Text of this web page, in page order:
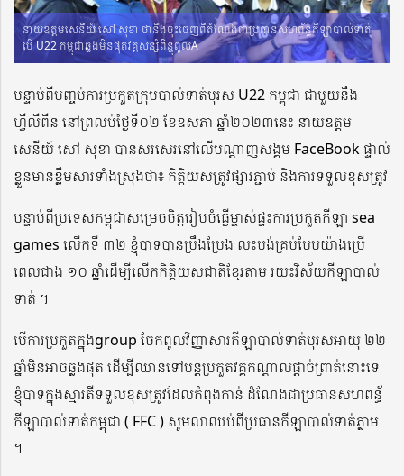
នាយឧត្តមសេនីយ៍ សៅ សុខា ថានឹងចុះចេញពីតំណែងជាប្រធានសហព័ន្ធកីឡាបាល់ទាត់
បើ U22 កម្ពុជាឆ្លងមិនផុតវគ្គសន្សំពិន្ទុពូលA
បន្ទាប់ពីបញ្ចប់ការប្រកួតក្រុមបាល់ទាត់បុរស U22 កម្ពុជា ជាមួយនឹង
ហ្វីលីពីន នៅព្រលប់ថ្ងៃទី០២ ខែឧសភា ឆ្នាំ២០២៣នេះ នាយឧត្តម
សេនីយ៍ សៅ សុខា បានសរសេរនៅលើបណ្ដាញសង្គម FaceBook ផ្ទាល់
ខ្លួនមានខ្លឹមសារទាំងស្រុងថា៖ កិត្តិយសត្រូវផ្សារភ្ជាប់ និងការទទួលខុសត្រូវ
បន្ទាប់ពីប្រទេសកម្ពុជាសម្រេចចិត្តរៀបចំធ្វើម្ចាស់ផ្ទះការប្រកួតកីឡា sea
games លើកទី ៣២ ខ្ញុំបាទបានប្រឹងប្រែង លះបង់គ្រប់បែបយ៉ាងប្រើ
ពេលជាង ១០ ឆ្នាំដើម្បីលើកកិត្តិយសជាតិខ្មែរតាម រយះវិស័យកីឡាបាល់
ទាត់ ។
បើការប្រកួតក្នុងgroup ចែកពូលវិញ្ញាសារកីឡាបាល់ទាត់បុរសអាយុ ២២
ឆ្នាំមិនអាចឆ្លងផុត ដើម្បីឈានទៅបន្តប្រកួតវគ្គកណ្តាលផ្តាច់ព្រាត់នោះទេ
ខ្ញុំបាទក្នុងស្មារតីទទួលខុសត្រូវដែលកំពុងកាន់ ដំណែងជាប្រធានសហពន្ធ័
កីឡាបាល់ទាត់កម្ពុជា ( FFC ) សូមលាឈប់ពីប្រធានកីឡាបាល់ទាត់ភ្លាម
។